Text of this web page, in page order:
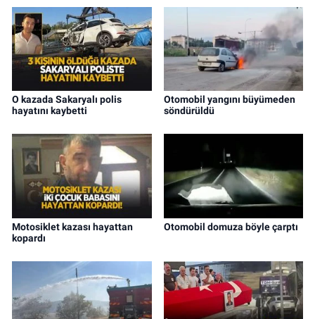
O kazada Sakaryalı polis
hayatını kaybetti
Otomobil yangını büyümeden
söndürüldü
Motosiklet kazası hayattan
kopardı
Otomobil domuza böyle çarptı